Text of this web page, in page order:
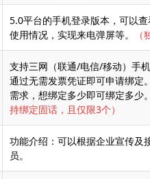
5.0平台的手机登录版本，可以
使用情况，实现来电弹屏等。
支持三网（联通/电信/移动）手
通过无需发票凭证即可申请绑定
需求，想绑定多少即可绑定多少。
持绑定固话，且仅限3个）
功能介绍：可以根据企业宣传及
员。